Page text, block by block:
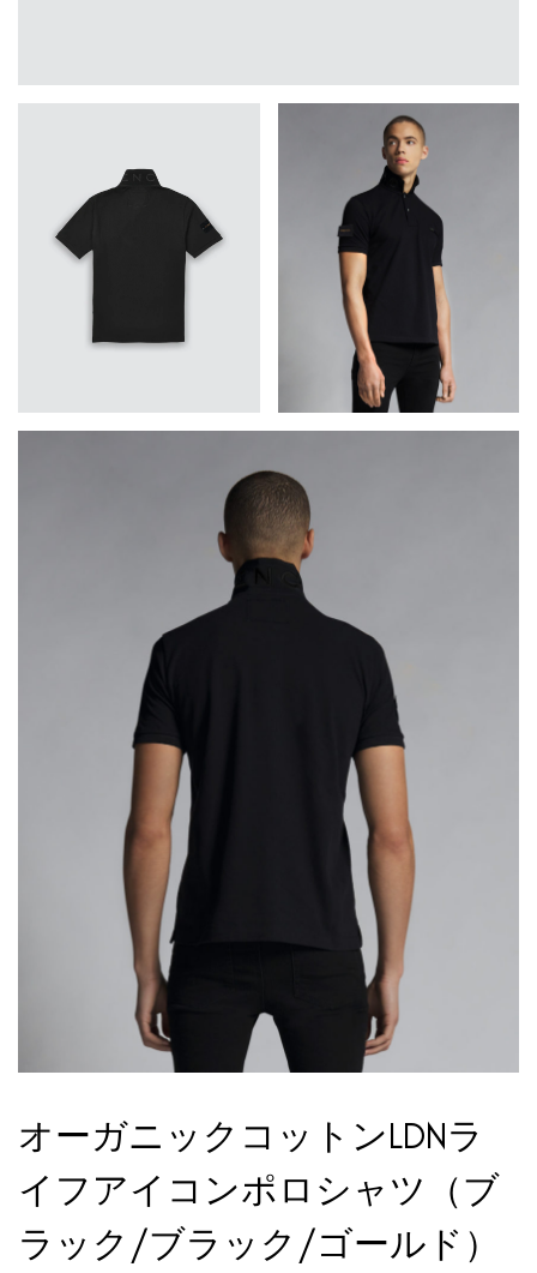
オーガニックコットンLDNラ
イフアイコンポロシャツ（ブ
ラック/ブラック/ゴールド）